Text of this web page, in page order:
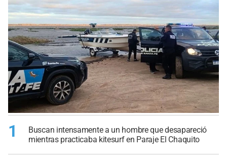
1
Buscan intensamente a un hombre que desapareció
mientras practicaba kitesurf en Paraje El Chaquito